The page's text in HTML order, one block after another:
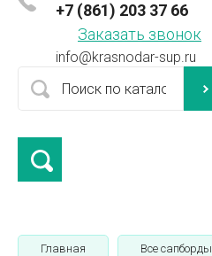
+7 (861) 203 37 66
Заказать звонок
info@krasnodar-sup.ru
Главная Все сапборды